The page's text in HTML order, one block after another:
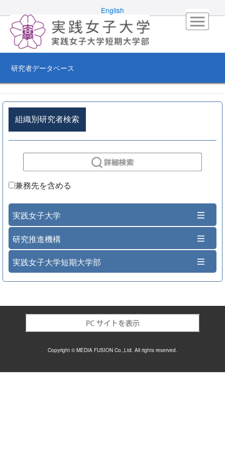
English
研究者データベース
組織別研究者検索
兼務先を含める
実践女子大学
研究推進機構
実践女子大学短期大学部
Copyright © MEDIA FUSION Co.,Ltd. All rights reserved.